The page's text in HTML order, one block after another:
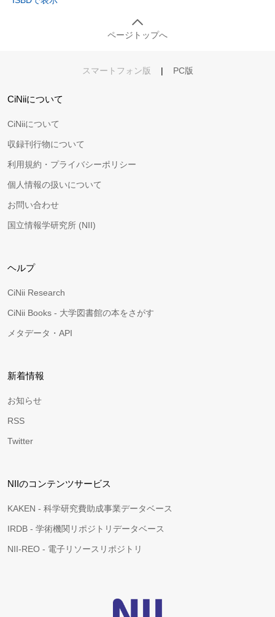
ページトップへ
スマートフォン版 | PC版
CiNiiについて
CiNiiについて
収録刊行物について
利用規約・プライバシーポリシー
個人情報の扱いについて
お問い合わせ
国立情報学研究所 (NII)
ヘルプ
CiNii Research
CiNii Books - 大学図書館の本をさがす
メタデータ・API
新着情報
お知らせ
RSS
Twitter
NIIのコンテンツサービス
KAKEN - 科学研究費助成事業データベース
IRDB - 学術機関リポジトリデータベース
NII-REO - 電子リソースリポジトリ